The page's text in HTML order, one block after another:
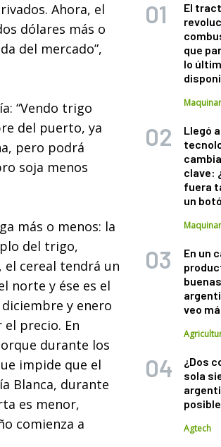
Ahora, el
dólares más o
del mercado”,
“Vendo trigo
del puerto, ya
pero podrá
soja menos
más o menos: la
del trigo,
el cereal tendrá un
norte y ése es el
y enero
precio. En
durante los
impide que el
Blanca, durante
es menor,
comienza a
El
que
lo
Llegó
clave:
fuera
un
En un
veo
¿Dos
sola
posible
Agtech